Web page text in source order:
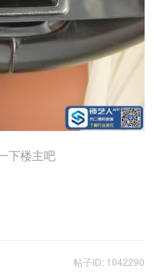
下楼主吧
帖子ID: 1042290